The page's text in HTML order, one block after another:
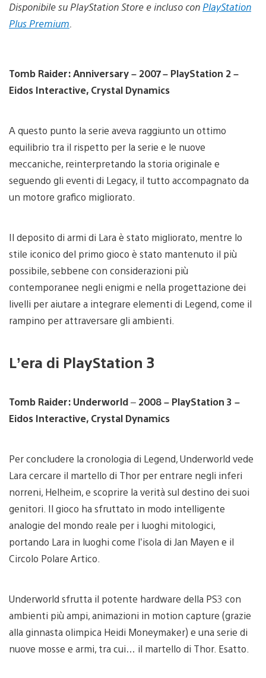
Disponibile su PlayStation Store e incluso conPlayStation
Plus Premium.
Tomb Raider: Anniversary – 2007 – PlayStation 2 –
Eidos Interactive, Crystal Dynamics
A questo punto la serie aveva raggiunto un ottimo
equilibrio tra il rispetto per la serie e le nuove
meccaniche, reinterpretando la storia originale e
seguendo gli eventi di Legacy, il tutto accompagnato da
un motore grafico migliorato.
Il deposito di armi di Lara è stato migliorato, mentre lo
stile iconico del primo gioco è stato mantenuto il più
possibile, sebbene con considerazioni più
contemporanee negli enigmi e nella progettazione dei
livelli per aiutare a integrare elementi di Legend, come il
rampino per attraversare gli ambienti.
L’era di PlayStation 3
Tomb Raider: Underworld– 2008 – PlayStation 3 –
Eidos Interactive, Crystal Dynamics
Per concludere la cronologia di Legend, Underworld vede
Lara cercare il martello di Thor per entrare negli inferi
norreni, Helheim, e scoprire la verità sul destino dei suoi
genitori. Il gioco ha sfruttato in modo intelligente
analogie del mondo reale per i luoghi mitologici,
portando Lara in luoghi come l’isola di Jan Mayen e il
Circolo Polare Artico.
Underworld sfrutta il potente hardware della PS3 con
ambienti più ampi, animazioni in motion capture (grazie
alla ginnasta olimpica Heidi Moneymaker) e una serie di
nuove mosse e armi, tra cui… il martello di Thor. Esatto.